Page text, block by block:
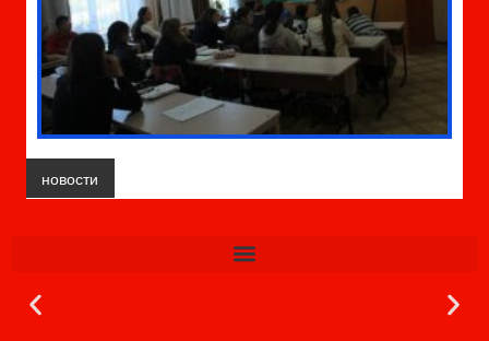
новости